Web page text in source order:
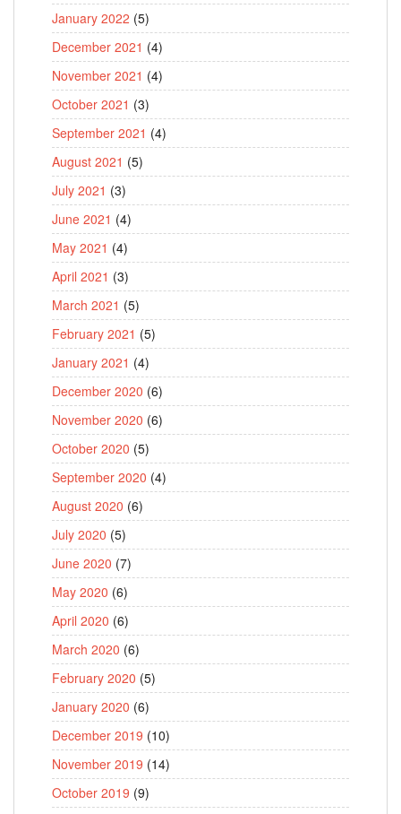
January 2022 (5)
December 2021 (4)
November 2021 (4)
October 2021 (3)
September 2021 (4)
August 2021 (5)
July 2021 (3)
June 2021 (4)
May 2021 (4)
April 2021 (3)
March 2021 (5)
February 2021 (5)
January 2021 (4)
December 2020 (6)
November 2020 (6)
October 2020 (5)
September 2020 (4)
August 2020 (6)
July 2020 (5)
June 2020 (7)
May 2020 (6)
April 2020 (6)
March 2020 (6)
February 2020 (5)
January 2020 (6)
December 2019 (10)
November 2019 (14)
October 2019 (9)